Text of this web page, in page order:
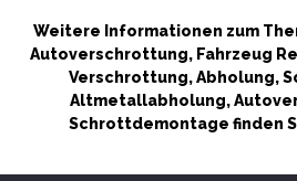
Weitere Informationen zum
Autoverschrottung, Fahrzeug
Verschrottung, Abholung,
Altmetallabholung,
Schrottdemontage finden